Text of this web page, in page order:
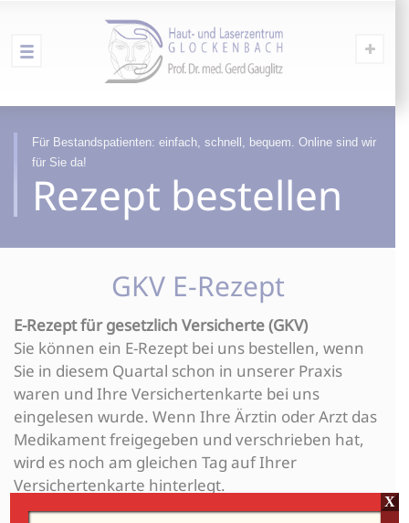
Für Bestandspatienten: einfach, schnell, bequem. Online sind wir
für Sie da!
Rezept bestellen
GKV E-Rezept
E-Rezept für gesetzlich Versicherte (GKV)
Sie können ein E-Rezept bei uns bestellen, wenn
Sie in diesem Quartal schon in unserer Praxis
waren und Ihre Versichertenkarte bei uns
eingelesen wurde. Wenn Ihre Ärztin oder Arzt das
Medikament freigegeben und verschrieben hat,
wird es noch am gleichen Tag auf Ihrer
Versichertenkarte hinterlegt.
X